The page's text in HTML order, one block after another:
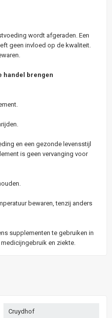
wordt afgeraden. Een
geen invloed op de kwaliteit.
handel brengen
en een gezonde levensstijl
is geen vervanging voor
bewaren, tenzij anders
supplementen te gebruiken in
en ziekte.
Cruydhof